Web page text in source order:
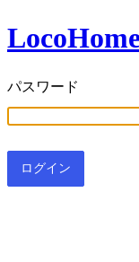
パスワード